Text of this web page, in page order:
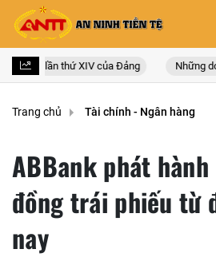
quốc lần thứ XIV của Đảng Những
Trang chủ Tài chính - Ngân hàng
ABBank phát
đồng trái phiếu từ
nay